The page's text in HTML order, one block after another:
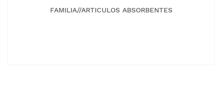
FAMILIA//ARTICULOS ABSORBENTES